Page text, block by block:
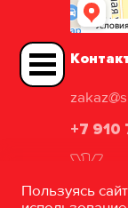
+7 910
Пользуясь